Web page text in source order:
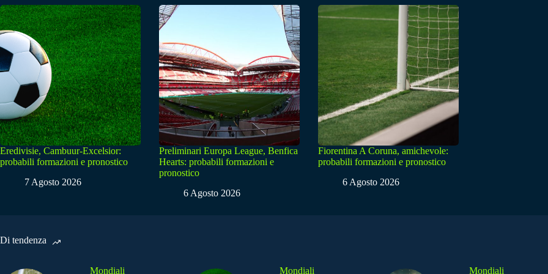
Eredivisie, Cambuur-Excelsior:
probabili formazioni e pronostico
7 Agosto 2026
Preliminari Europa League, Benfica
Hearts: probabili formazioni e
pronostico
6 Agosto 2026
Fiorentina A Coruna, amichevole:
probabili formazioni e pronostico
6 Agosto 2026
Di tendenza
Mondiali Mondiali Mondiali